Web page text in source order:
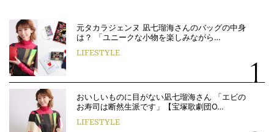
元タカラジェンヌ 凪七瑠海さんのバッグの中身
は？ 「ユニークな小物を楽しみながら…
LIFESTYLE
おいしいものに目がない凪七瑠海さん 「エビの
お寿司は断然生派です」【宝塚歌劇団O…
LIFESTYLE